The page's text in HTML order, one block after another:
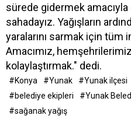
sürede gidermek
sahadayız. Yağışların
yaralarını sarmak için tüm
Amacımız,
kolaylaştırmak." dedi.
#Konya #Yunak #Yunak ilçesi
#belediye ekipleri
#Yunak
#sağanak yağış